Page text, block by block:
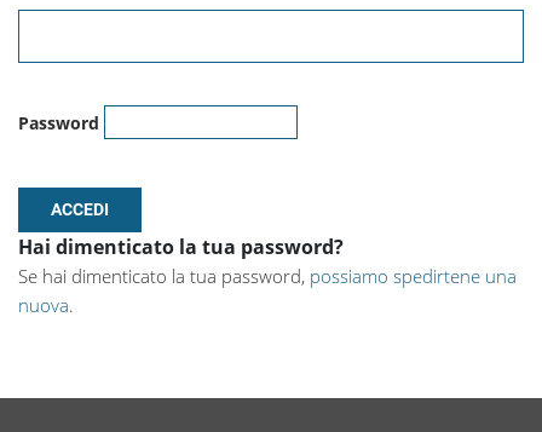
Password
Hai dimenticato la tua password?
Se hai dimenticato la tua password, possiamo spedirtene una
nuova.